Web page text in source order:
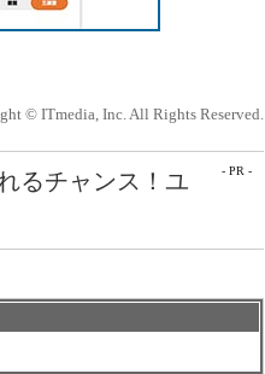
© ITmedia, Inc. All Rights Reserved.
- PR -
るチャンス！ユ